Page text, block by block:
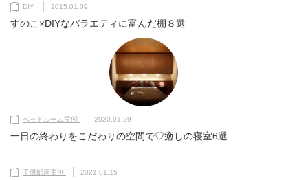
DIY 2015.01.09
すのこ×DIYなバラエティに富んだ棚８選
ベッドルーム実例 2020.01.29
一日の終わりをこだわりの空間で♡癒しの寝室6選
子供部屋実例 2021.01.15